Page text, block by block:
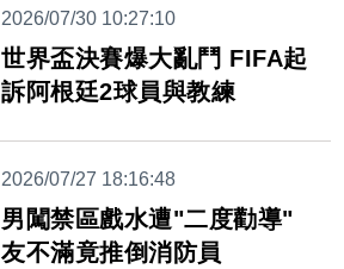
2026/07/30 10:27:10
世界盃決賽爆大亂鬥 FIFA起
訴阿根廷2球員與教練
2026/07/27 18:16:48
男闖禁區戲水遭"二度勸導"
友不滿竟推倒消防員